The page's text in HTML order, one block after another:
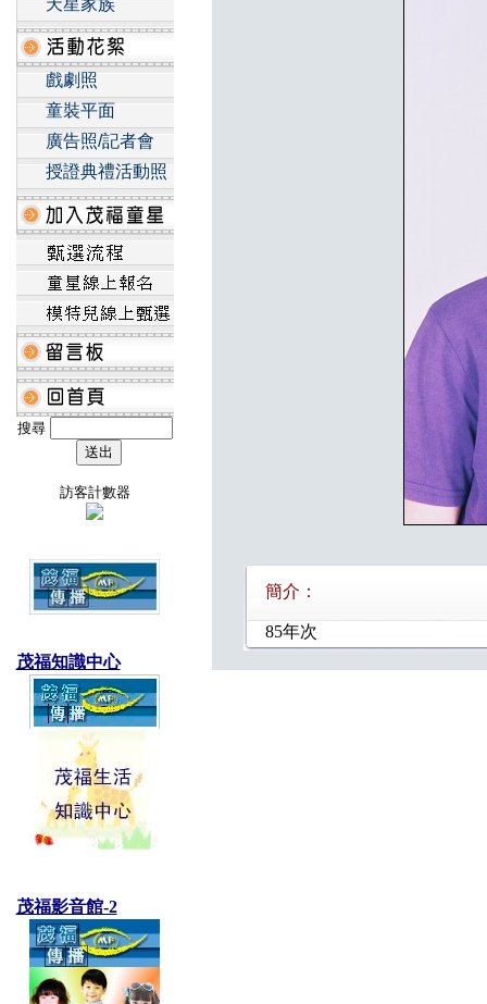
天星家族
戲劇照
童裝平面
廣告照/記者會
授證典禮活動照
搜尋
訪客計數器
茂福知識中心
茂福影音館-2
簡介：
85年次